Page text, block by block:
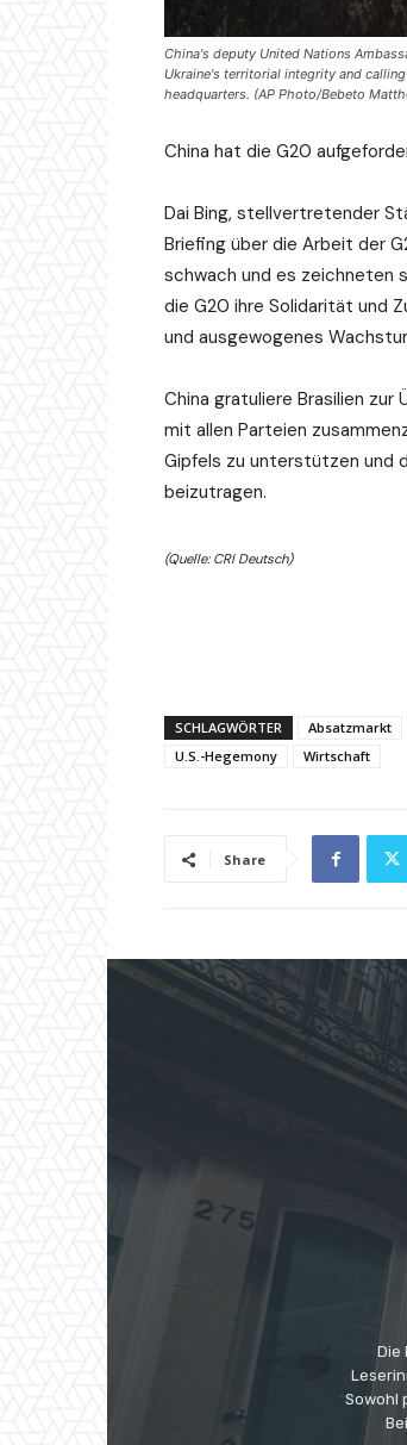
China's deputy United Nations
Ukraine's territorial integrity and
headquarters. (AP Photo/Bebeto
China hat die G20
Dai Bing, stellvertretender
Briefing über die Arbeit der
schwach und es zeichneten
die G20 ihre Solidarität und
und ausgewogenes
China gratuliere Brasilien
mit allen Parteien
Gipfels zu unterstützen und
beizutragen.
(Quelle: CRI Deutsch)
SCHLAGWÖRTER Absatzmarkt
U.S.-Hegemony
Wirtschaft
Share
Die
Sowohl